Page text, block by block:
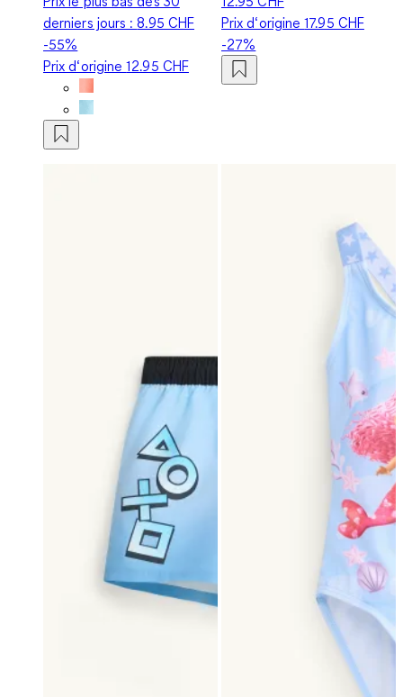
derniers jours :8.95 CHF
-55%
Prix d‘origine12.95 CHF
Prix d‘origine17.95 CHF
-27%